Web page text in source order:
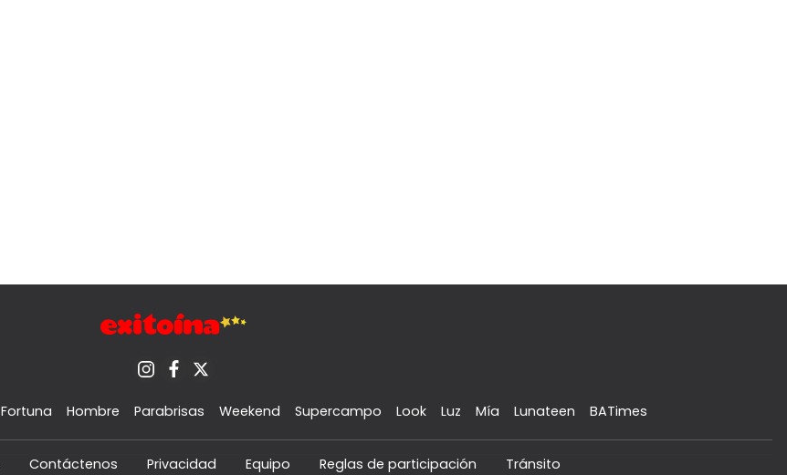
Fortuna Hombre Parabrisas Weekend Supercampo Look Luz Mía Lunateen BATimes
Contáctenos Privacidad Equipo Reglas de participación Tránsito